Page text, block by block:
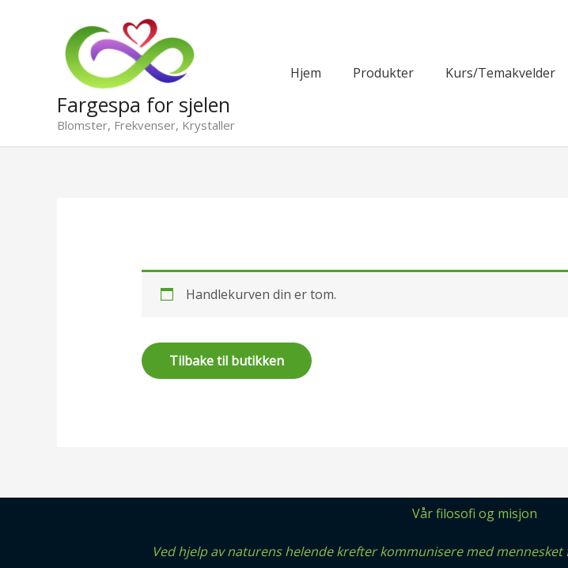
Fargespa for sjelen
Blomster, Frekvenser, Krystaller
Hjem Produkter Kurs/Temakvelder
Handlekurven din er tom.
Tilbake til butikken
Vår filosofi og misjon
Ved hjelp av naturens helende krefter kommunisere med